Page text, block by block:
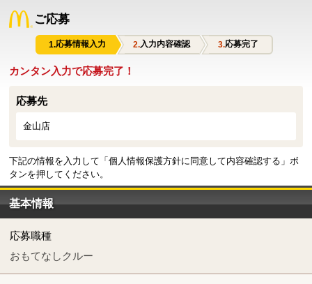
ご応募
応募情報入力 入力内容確認 応募完了
カンタン入力で応募完了！
応募先
金山店
下記の情報を入力して「個人情報保護方針に同意して内容確認する」ボ
タンを押してください。
基本情報
応募職種
おもてなしクルー